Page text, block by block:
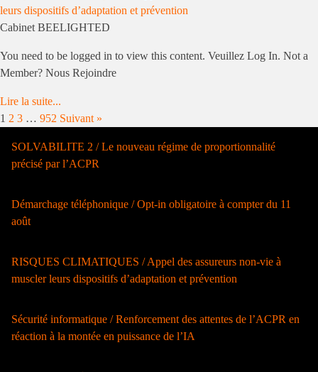
leurs dispositifs d’adaptation et prévention
Cabinet BEELIGHTED
You need to be logged in to view this content. Veuillez Log In. Not a
Member? Nous Rejoindre
Lire la suite...
1 2 3 … 952 Suivant »
SOLVABILITE 2 / Le nouveau régime de proportionnalité
précisé par l’ACPR
Démarchage téléphonique / Opt-in obligatoire à compter du 11
août
RISQUES CLIMATIQUES / Appel des assureurs non-vie à
muscler leurs dispositifs d’adaptation et prévention
Sécurité informatique / Renforcement des attentes de l’ACPR en
réaction à la montée en puissance de l’IA